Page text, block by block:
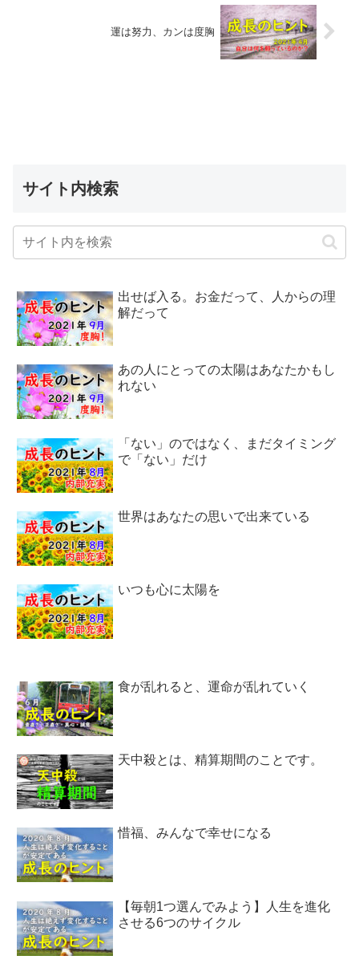
運は努力、カンは度胸
サイト内検索
出せば入る。お金だって、人からの理
解だって
あの人にとっての太陽はあなたかもし
れない
「ない」のではなく、まだタイミング
で「ない」だけ
世界はあなたの思いで出来ている
いつも心に太陽を
食が乱れると、運命が乱れていく
天中殺とは、精算期間のことです。
惜福、みんなで幸せになる
【毎朝1つ選んでみよう】人生を進化
させる6つのサイクル